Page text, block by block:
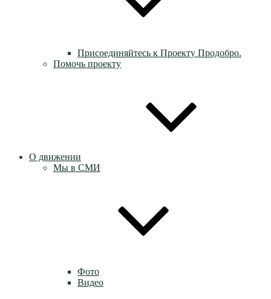
Присоединяйтесь к Проекту Продобро.
Помочь проекту
О движении
Мы в СМИ
Фото
Видео